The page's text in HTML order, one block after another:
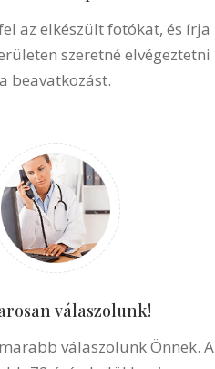
az elkészült fotókat, és írja
szeretné elvégeztetni
a beavatkozást.
válaszolunk!
válaszolunk Önnek. A